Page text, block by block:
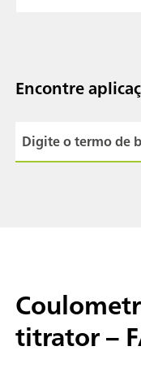
Encontre
titrator –